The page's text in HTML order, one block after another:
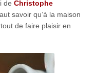
de Christophe
savoir qu’à la maison
de faire plaisir en